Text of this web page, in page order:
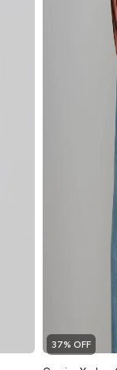
37% OFF